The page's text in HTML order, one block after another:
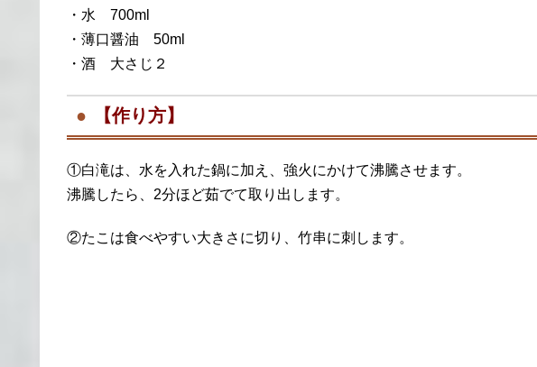
・水 700ml
・薄口醤油 50ml
・酒 大さじ２
【作り方】
①白滝は、水を入れた鍋に加え、強火にかけて沸騰させます。
沸騰したら、2分ほど茹でて取り出します。
②たこは食べやすい大きさに切り、竹串に刺します。